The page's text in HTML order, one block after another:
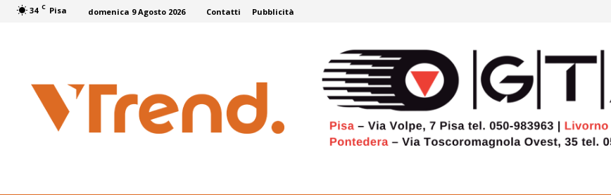
34 C Pisa domenica 9 Agosto 2026 Contatti Pubblicità